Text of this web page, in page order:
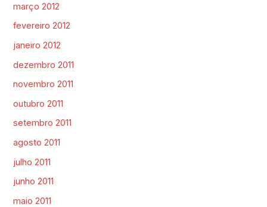
março 2012
fevereiro 2012
janeiro 2012
dezembro 2011
novembro 2011
outubro 2011
setembro 2011
agosto 2011
julho 2011
junho 2011
maio 2011